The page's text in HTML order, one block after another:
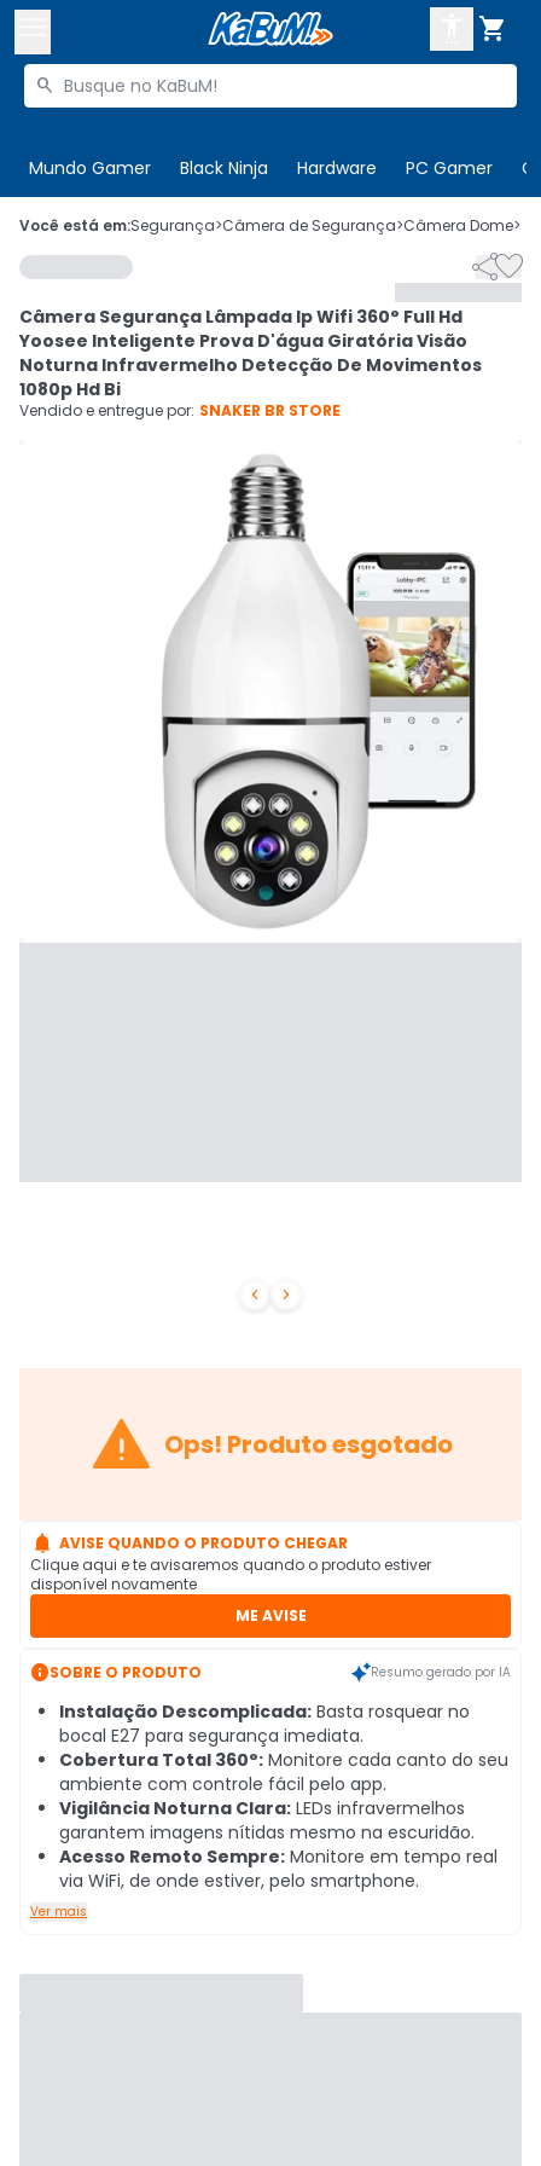

Buscar produtos

Mundo Gamer Black Ninja Hardware PC Gamer
 Olá. Acesse sua conta
 Departamentos
Cupons
Mais Vendidos
CADASTRE-SE
Você está em:Segurança>Câmera de Segurança>Câmera Dome>
 

Câmera Segurança Lâmpada Ip Wifi 360° Full Hd
Yoosee Inteligente Prova D'água Giratória Visão
Noturna Infravermelho Detecção De Movimentos
1080p Hd Bi
Vendido e entregue por: SNAKER BR STORE
 Ops! Produto esgotado
 AVISE QUANDO O PRODUTO CHEGAR
Clique aqui e te avisaremos quando o produto estiver
disponível novamente
ME AVISE
SOBRE O PRODUTO Resumo gerado por IA
Instalação Descomplicada: Basta rosquear no
bocal E27 para segurança imediata.
Cobertura Total 360°: Monitore cada canto do seu
ambiente com controle fácil pelo app.
Vigilância Noturna Clara: LEDs infravermelhos
garantem imagens nítidas mesmo na escuridão.
Acesso Remoto Sempre: Monitore em tempo real
via WiFi, de onde estiver, pelo smartphone.
Ver mais